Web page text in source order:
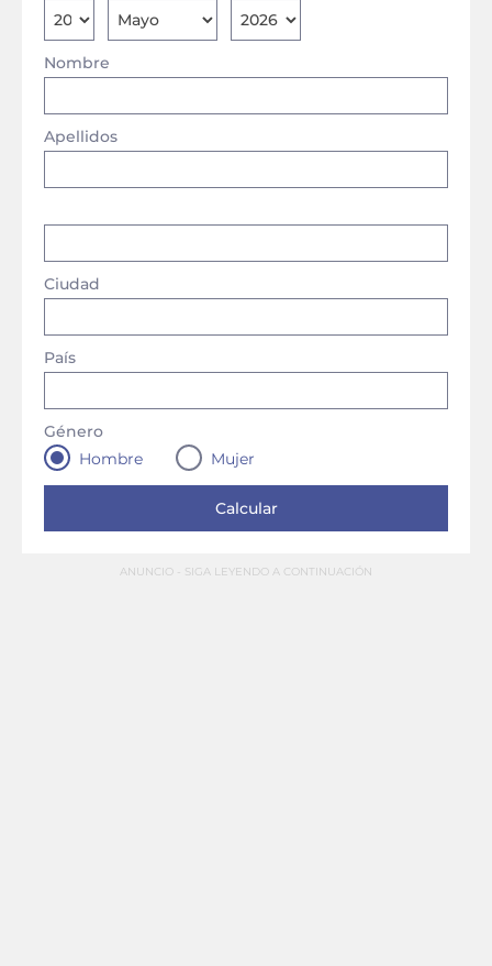
Nombre
Apellidos
País
Ciudad
Género
Hombre
Mujer
ANUNCIO - SIGA LEYENDO A CONTINUACIÓN